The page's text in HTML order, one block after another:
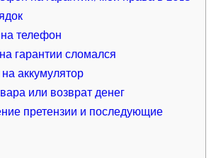
телефон
гарантии сломался
аккумулятор
или возврат денег
претензии и последующие